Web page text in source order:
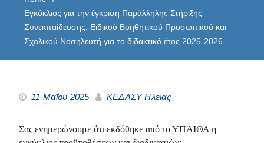
Εγκύκλιος για την έγκριση Παράλληλης Στήριξης –
Συνεκπαίδευσης, Ειδικού Βοηθητικού Προσωπικού και
Σχολικού Νοσηλευτή για το διδακτικό έτος 2025-2026
11 Μαΐου 2025 ΚΕΔΑΣΥ Ηλείας
Σας ενημερώνουμε ότι εκδόθηκε από το ΥΠΑΙΘΑ η